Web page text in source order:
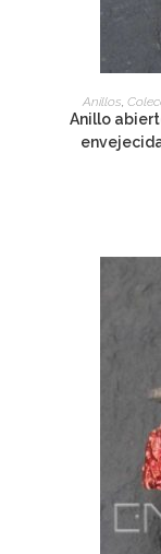
Anillos
Anillo